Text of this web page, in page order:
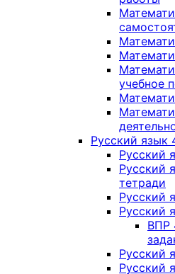
учебное
Русский язык
Русский
Русский
тетради
Русский
Русский
ВПР
Русский
Русский